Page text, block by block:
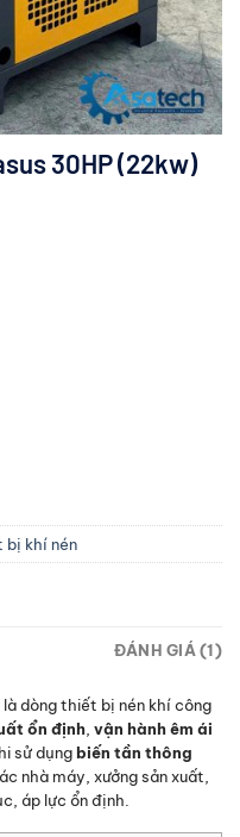
30HP (22kw)
bị khí nén
ĐÁNH GIÁ (1)
là dòng thiết bị nén khí công
ổn định vận hành êm ái
sử dụngbiến tần thông
nhà máy, xưởng sản xuất,
áp lực ổn định.